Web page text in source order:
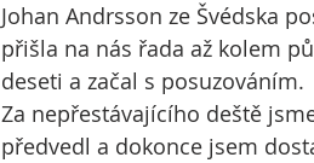
Johan Andrsson ze Švédska
přišla na nás řada až kolem
deseti a začal s posuzováním.
Za nepřestávajícího deště
předvedl a dokonce jsem